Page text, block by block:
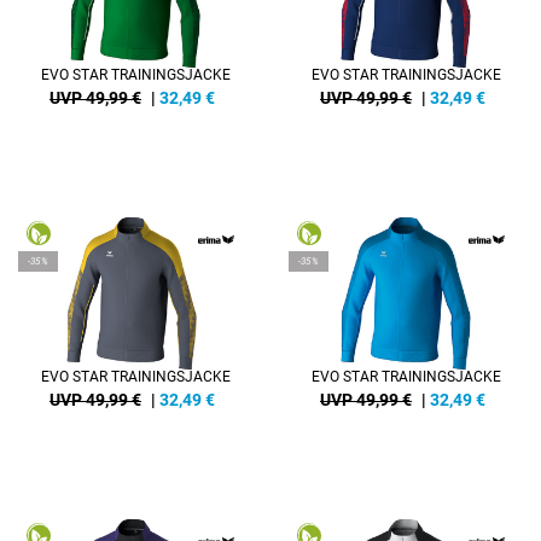
EVO STAR TRAININGSJACKE
UVP 49,99 € | 32,49€
EVO STAR TRAININGSJACKE
UVP 49,99 € | 32,49€
-35%
EVO STAR TRAININGSJACKE
UVP 49,99 € | 32,49€
-35%
EVO STAR TRAININGSJACKE
UVP 49,99 € | 32,49€